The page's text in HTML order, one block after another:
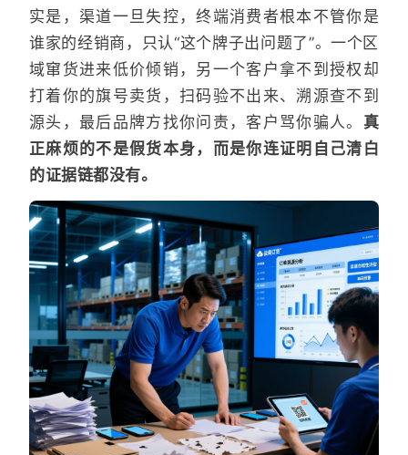
实是，渠道一旦失控，终端消费者根本不管你是
谁家的经销商，只认“这个牌子出问题了”。一个区
域窜货进来低价倾销，另一个客户拿不到授权却
打着你的旗号卖货，扫码验不出来、溯源查不到
源头，最后品牌方找你问责，客户骂你骗人。 真
正麻烦的不是假货本身，而是你连证明自己清白
的证据链都没有。